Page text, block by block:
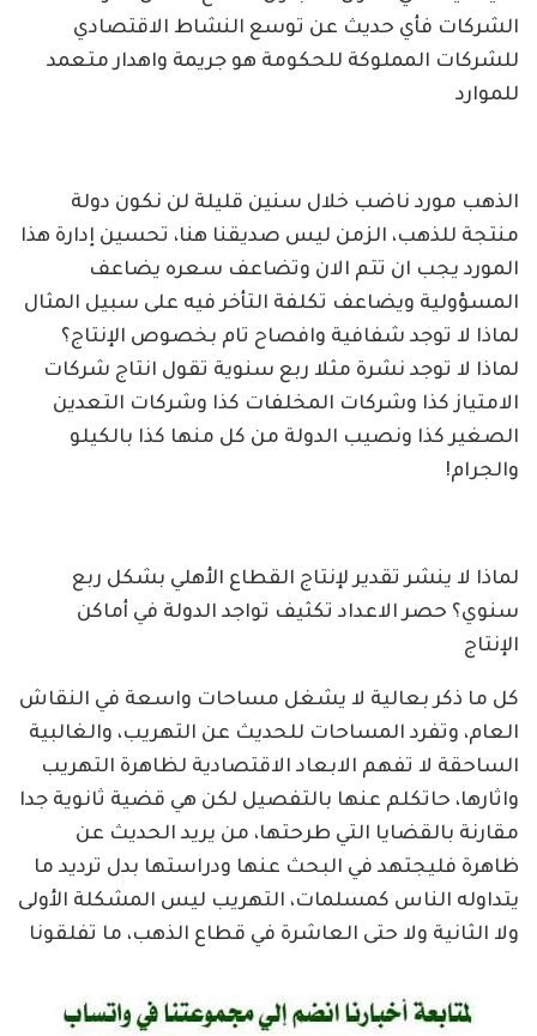
الشركات فأي حديث عن توسع النشاط الاقتصادي
للشركات المملوكة للحكومة هو جريمة واهدار متعمد
للموارد
الذهب مورد ناضب خلال سنين قليلة لن نكون دولة
منتجة للذهب، الزمن ليس صديقنا هنا، تحسين إدارة هذا
المورد يجب ان تتم الان وتضاعف سعره يضاعف
المسؤولية ويضاعف تكلفة التأخر فيه على سبيل المثال
لماذا لا توجد شفافية وافصاح تام بخصوص الإنتاج؟
لماذا لا توجد نشرة مثلا ربع سنوية تقول انتاج شركات
الامتياز كذا وشركات المخلفات كذا وشركات التعدين
الصغير كذا ونصيب الدولة من كل منها كذا بالكيلو
والجرام!
لماذا لا ينشر تقدير لإنتاج القطاع الأهلي بشكل ربع
سنوي؟ حصر الاعداد تكثيف تواجد الدولة في أماكن
الإنتاج
كل ما ذكر بعالية لا يشغل مساحات واسعة في النقاش
العام، وتفرد المساحات للحديث عن التهريب، والغالبية
الساحقة لا تفهم الابعاد الاقتصادية لظاهرة التهريب
واثارها، حاتكلم عنها بالتفصيل لكن هي قضية ثانوية جدا
مقارنة بالقضايا التي طرحتها، من يريد الحديث عن
ظاهرة فليجتهد في البحث عنها ودراستها بدل ترديد ما
يتداوله الناس كمسلمات، التهريب ليس المشكلة الأولى
ولا الثانية ولا حتى العاشرة في قطاع الذهب، ما تفلقونا